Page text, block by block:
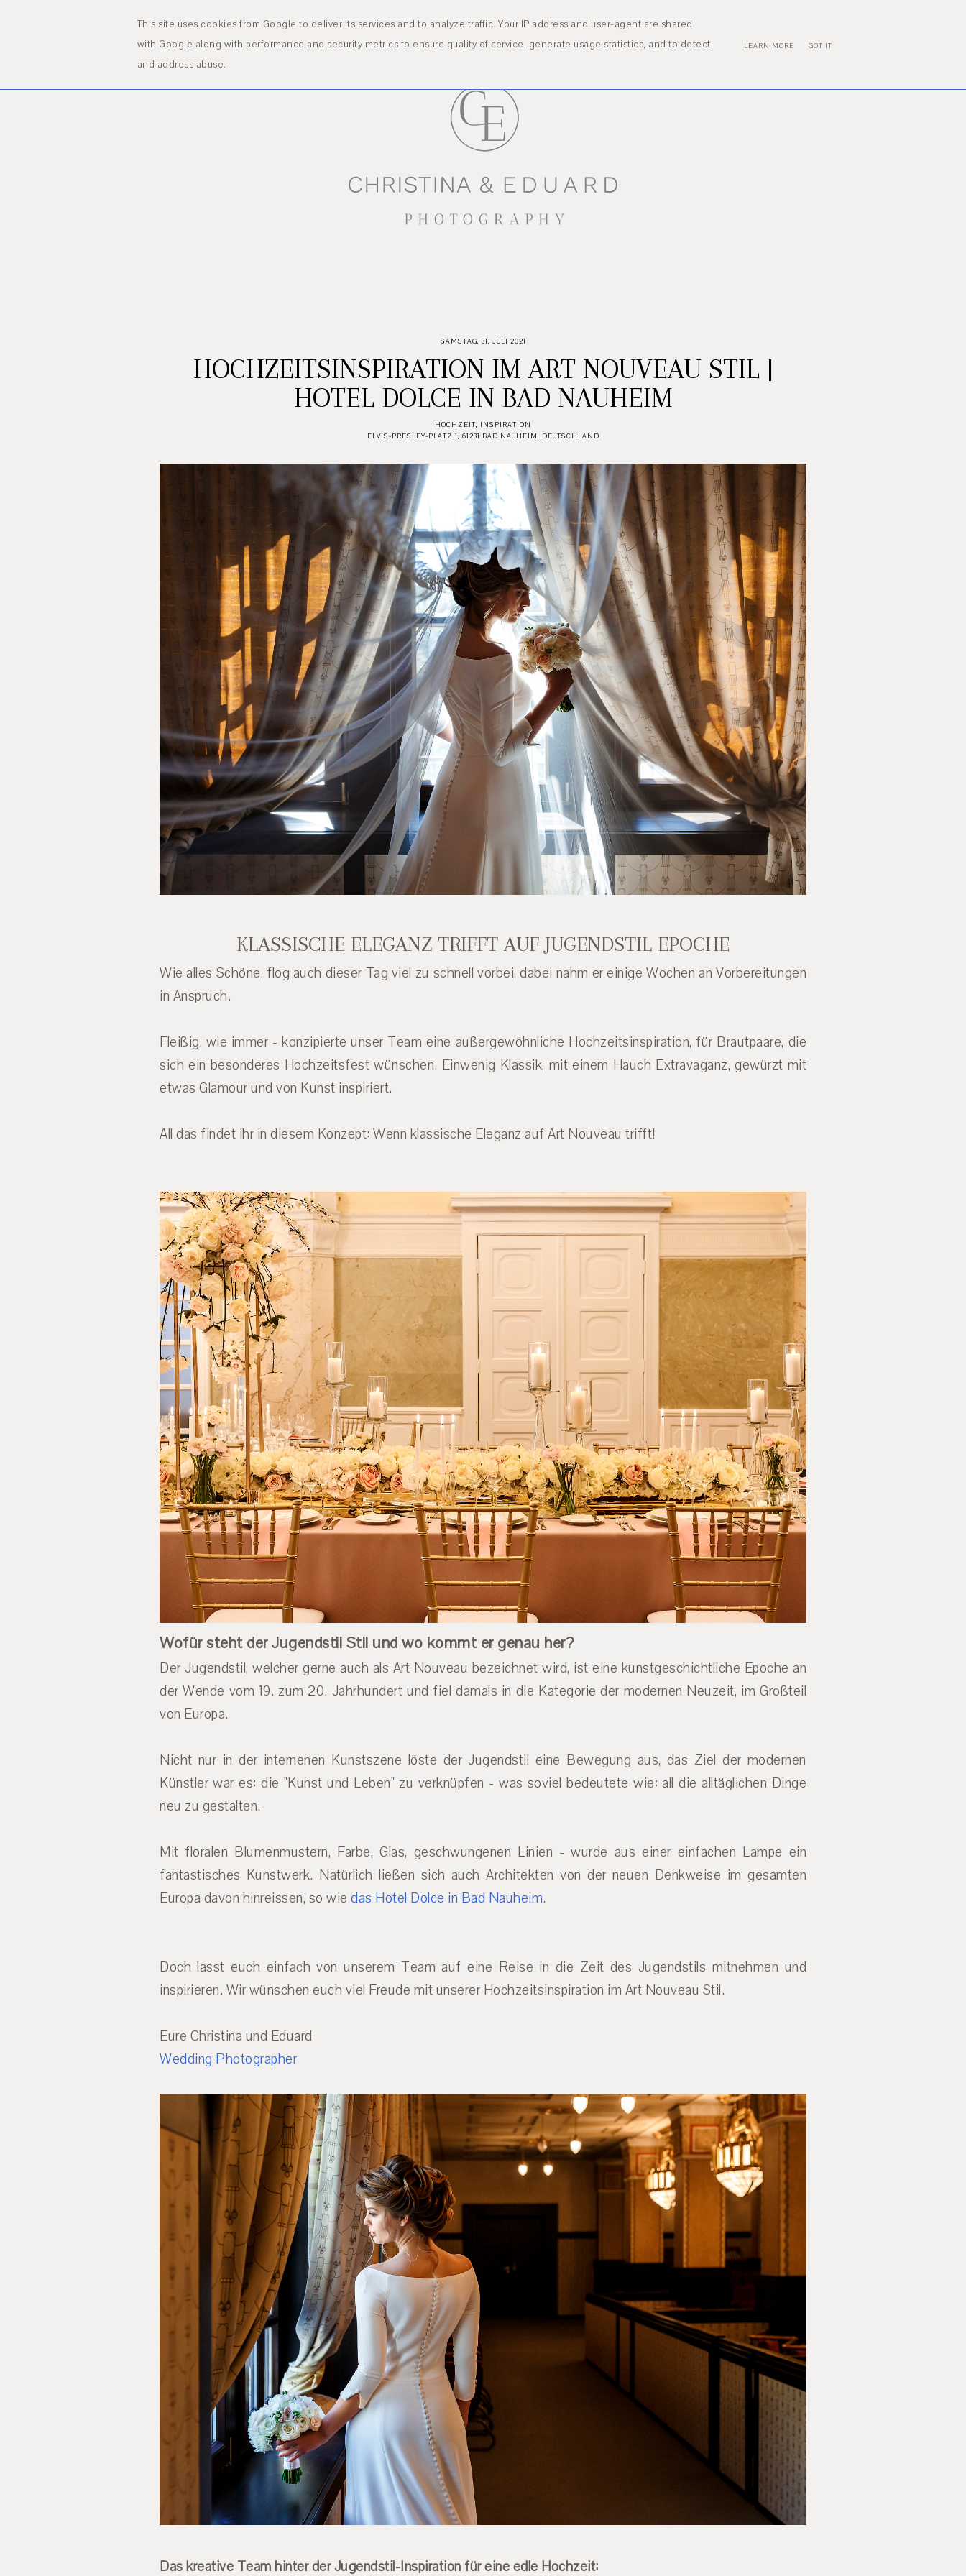
HOME ABOUT WEDDING BOUDOIR HOCHZEITSTIPPS INSPIRATIONEN FÜR FOTOGRAFEN KONTAKT
SAMSTAG, 31. JULI 2021
HOCHZEITSINSPIRATION IM ART NOUVEAU STIL |
HOTEL DOLCE IN BAD NAUHEIM
HOCHZEIT, INSPIRATION
ELVIS-PRESLEY-PLATZ 1, 61231 BAD NAUHEIM, DEUTSCHLAND
KLASSISCHE ELEGANZ TRIFFT AUF JUGENDSTIL EPOCHE
Wie alles Schöne, flog auch dieser Tag viel zu schnell vorbei, dabei nahm er einige Wochen an Vorbereitungen
in Anspruch.
Fleißig, wie immer - konzipierte unser Team eine außergewöhnliche Hochzeitsinspiration, für Brautpaare, die
sich ein besonderes Hochzeitsfest wünschen. Einwenig Klassik, mit einem Hauch Extravaganz, gewürzt mit
etwas Glamour und von Kunst inspiriert.
All das findet ihr in diesem Konzept: Wenn klassische Eleganz auf Art Nouveau trifft!
Wofür steht der Jugendstil Stil und wo kommt er genau her?
Der Jugendstil, welcher gerne auch als Art Nouveau bezeichnet wird, ist eine kunstgeschichtliche Epoche an
der Wende vom 19. zum 20. Jahrhundert und fiel damals in die Kategorie der modernen Neuzeit, im Großteil
von Europa.
Nicht nur in der internenen Kunstszene löste der Jugendstil eine Bewegung aus, das Ziel der modernen
Künstler war es: die "Kunst und Leben" zu verknüpfen - was soviel bedeutete wie: all die alltäglichen Dinge
neu zu gestalten.
Mit floralen Blumenmustern, Farbe, Glas, geschwungenen Linien - wurde aus einer einfachen Lampe ein
fantastisches Kunstwerk. Natürlich ließen sich auch Architekten von der neuen Denkweise im gesamten
Europa davon hinreissen, so wie das Hotel Dolce in Bad Nauheim.
Doch lasst euch einfach von unserem Team auf eine Reise in die Zeit des Jugendstils mitnehmen und
inspirieren. Wir wünschen euch viel Freude mit unserer Hochzeitsinspiration im Art Nouveau Stil.
Eure Christina und Eduard
Wedding Photographer
Das kreative Team hinter der Jugendstil-Inspiration für eine edle Hochzeit:
This site uses cookies from Google to deliver its services and to analyze traffic. Your IP address and user-agent are shared
with Google along with performance and security metrics to ensure quality of service, generate usage statistics, and to detect
and address abuse.
LEARN MORE GOT IT